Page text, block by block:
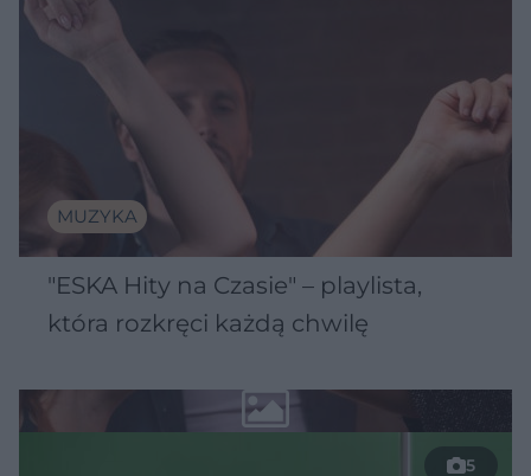
MUZYKA
"ESKA Hity na Czasie" – playlista,
która rozkręci każdą chwilę
5